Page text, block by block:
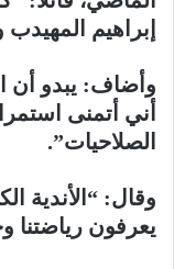
إبراهيم المهيدب
وأضاف: يبدو أن
أني أتمنى
الصلاحيات”.
وقال: “الأندية
يعرفون رياضتنا